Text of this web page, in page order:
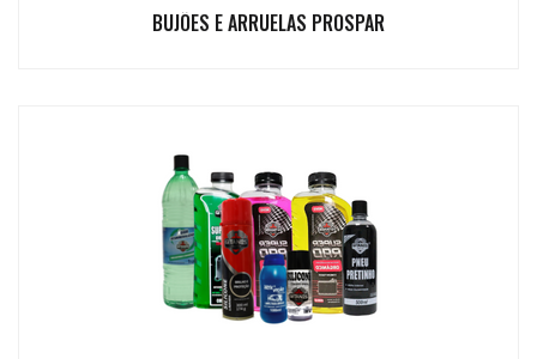
BUJÕES E ARRUELAS PROSPAR